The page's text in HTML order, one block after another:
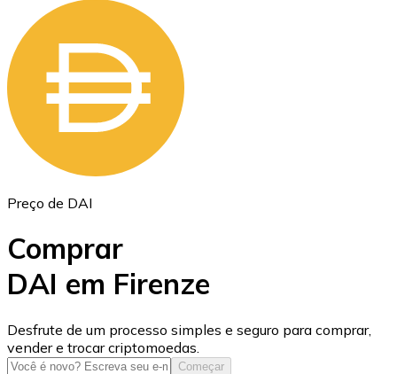
ETH
USD Coin
USDC
Preço de DAI
Comprar
DAI em Firenze
Desfrute de um processo simples e seguro para comprar,
vender e trocar criptomoedas.
Começar